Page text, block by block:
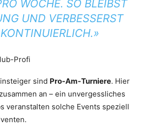
WOCHE. SO BLEIBST
UND VERBESSERST
Profi
sind Pro-Am-Turniere. Hier
an – ein unvergessliches
veranstalten solche Events speziell